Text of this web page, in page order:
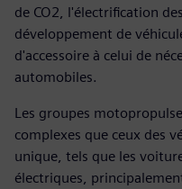
de CO2, l'électrification
développement de
d'accessoire à celui de
automobiles.
Les groupes
complexes que ceux des
unique, tels que les
électriques,